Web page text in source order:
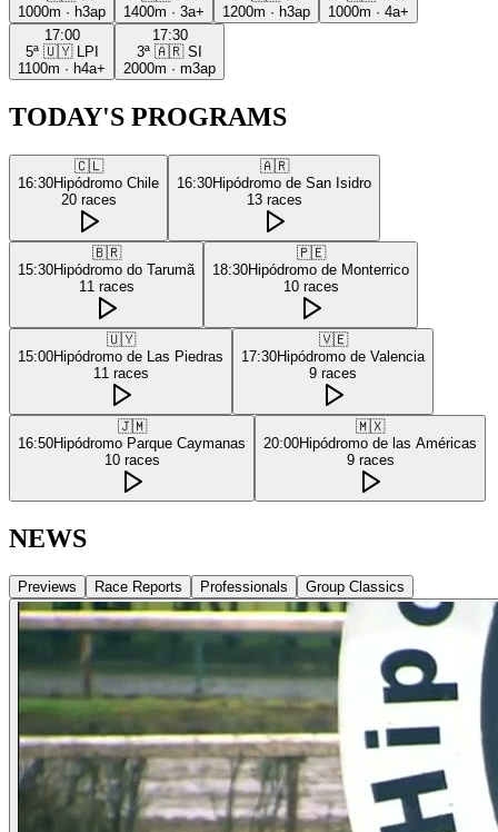
1000m · h3ap
1400m · 3a+
1200m · h3ap
1000m · 4a+
17:00
5ª 🇺🇾
LPI
1100m · h4a+
17:30
3ª 🇦🇷 SI
2000m · m3ap
TODAY'S PROGRAMS
🇨🇱
16:30Hipódromo Chile
20 races
🇦🇷
16:30Hipódromo de San Isidro
13 races
🇧🇷
15:30Hipódromo do Tarumã
11 races
🇵🇪
18:30Hipódromo de Monterrico
10 races
🇺🇾
15:00Hipódromo de Las Piedras
11 races
🇻🇪
17:30Hipódromo de Valencia
9 races
🇯🇲
16:50Hipódromo Parque Caymanas
10 races
🇲🇽
20:00Hipódromo de las Américas
9 races
NEWS
Previews Race Reports Professionals Group Classics